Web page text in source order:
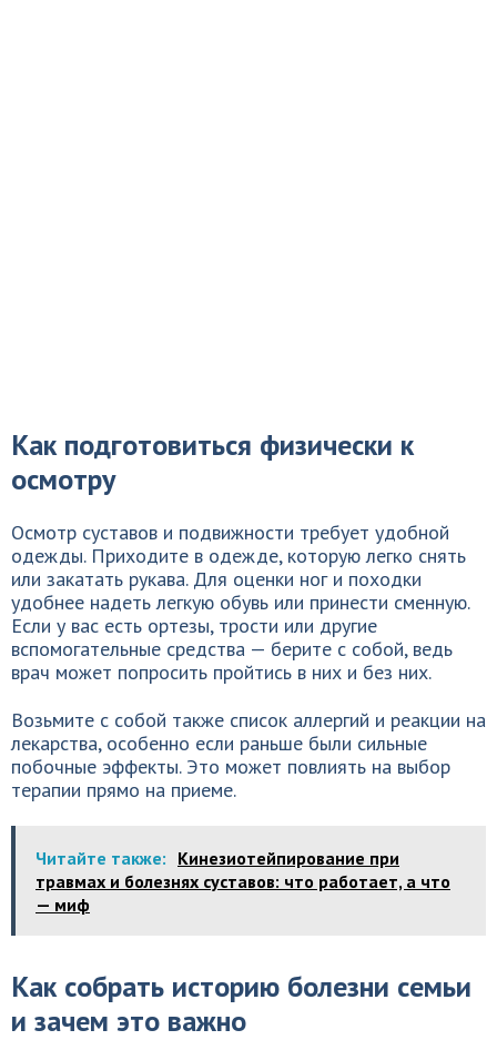
Как подготовиться физически к
осмотру
Осмотр суставов и подвижности требует удобной
одежды. Приходите в одежде, которую легко снять
или закатать рукава. Для оценки ног и походки
удобнее надеть легкую обувь или принести сменную.
Если у вас есть ортезы, трости или другие
вспомогательные средства — берите с собой, ведь
врач может попросить пройтись в них и без них.
Возьмите с собой также список аллергий и реакции на
лекарства, особенно если раньше были сильные
побочные эффекты. Это может повлиять на выбор
терапии прямо на приеме.
Читайте также: Кинезиотейпирование при
травмах и болезнях суставов: что работает, а что
— миф
Как собрать историю болезни семьи
и зачем это важно